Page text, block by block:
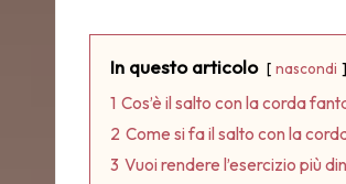
In questo articolo nascondi
1 Cos’è il salto con la corda
2 Come si fa il salto con la
3 Vuoi rendere l’esercizio più